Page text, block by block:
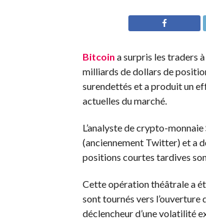
Bitcoin a surpris les traders
milliards de dollars de
surendettés et a produit un
actuelles du marché.
L’analyste de crypto-
(anciennement Twitter) et a
positions courtes tardives
Cette opération théâtrale a
sont tournés vers l’ouverture
déclencheur d’une volatilité